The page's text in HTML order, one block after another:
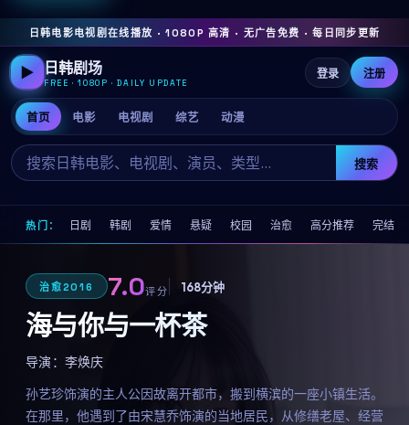
日韩电影电视剧在线播放 · 1080P 高清 · 无广告免费 · 每日同步更新
▶ 日韩剧场
FREE · 1080P · DAILY UPDATE
首页 电影 电视剧 综艺 动漫
搜索
登录 注册
热门： 日剧 韩剧 爱情 悬疑 校园 治愈 高分推荐 完结
治愈2016 7.0评分 168分钟
海与你与一杯茶
导演： 李焕庆
孙艺珍饰演的主人公因故离开都市，搬到横滨的一座小镇生活。
在那里，他遇到了由宋慧乔饰演的当地居民，从修缮老屋、经营